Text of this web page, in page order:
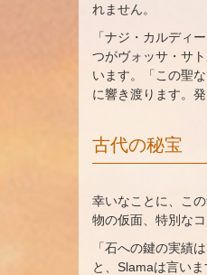
れません。
「ナジ・カルディ
つがヴォッサ・サ
います。「この聖
に響き渡ります。
古代の秘宝
幸いなことに、こ
物の仮面、特別な
「石への鍵の実績
と、Slamaは言い